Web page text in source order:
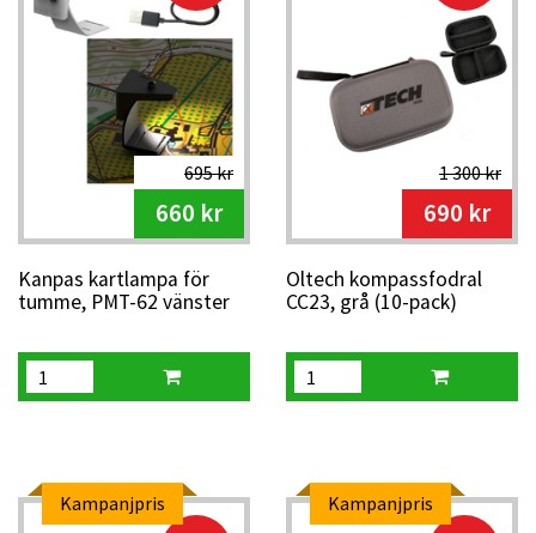
695 kr
660 kr
Kanpas kartlampa för
tumme, PMT-62 vänster
1 300 kr
690 kr
Oltech kompassfodral
CC23, grå (10-pack)
Kampanjpris Kampanjpris